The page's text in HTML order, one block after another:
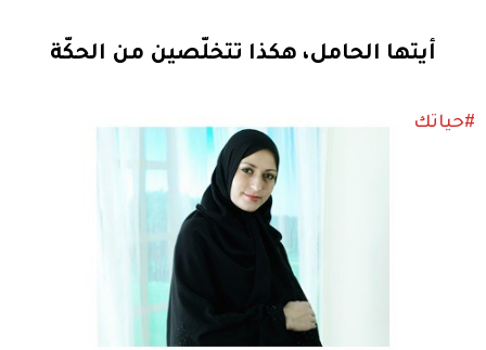
أيتها الحامل، هكذا تتخلّصين من الحكّة
#حياتك